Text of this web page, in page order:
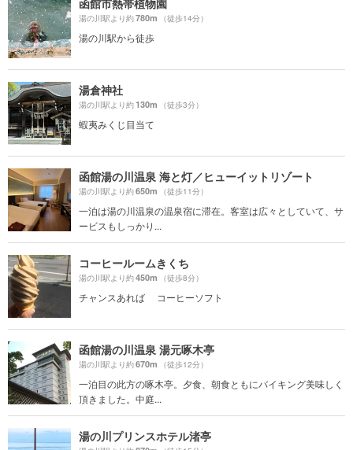
函館市熱帯植物園
湯の川駅より約780m （徒歩14分）
湯の川駅から徒歩
湯倉神社
湯の川駅より約130m （徒歩3分）
蝦夷みくじ目当て
函館湯の川温泉 海と灯／ヒューイットリゾート
湯の川駅より約650m （徒歩11分）
一泊は湯の川温泉の温泉宿に滞在。客室は広々としていて、サ
ービスもしっかり...
コーヒールームきくち
湯の川駅より約450m （徒歩8分）
チャンスあれば コーヒーソフト
函館湯の川温泉 湯元啄木亭
湯の川駅より約670m （徒歩12分）
一泊目の此方の啄木亭。夕食、朝食ともにバイキング美味しく
頂きました。中庭...
湯の川プリンスホテル渚亭